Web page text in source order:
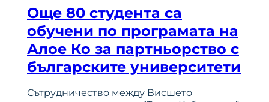
Още 80 студента са
обучени по програмата на
Алое Ко за партньорство с
българските университети
Сътрудничество между Висшето